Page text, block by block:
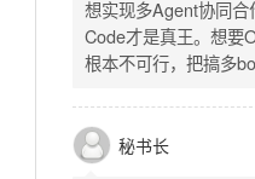
唯有目标，不可动摇。
Alarm
想实现多Agent协同
Code才是真王。想要
根本不可行，把搞多